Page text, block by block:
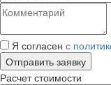
Я согласен с
Расчет стоимости